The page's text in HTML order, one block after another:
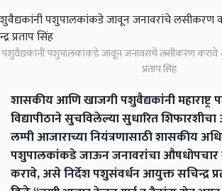
पशुवैद्यकांनी पशुपालकांकडे जावून जनावरांचे लसीकरण करावे
प्रताप सिंह
शासकीय आणि खाजगी पशुवैद्यकांनी महाराष्ट्र
विद्यापीठाने सुचविलेल्या सुधारित
लम्पी आजाराच्या नियंत्रणासाठी शासकीय
पशुपालकांकडे जाऊन जनावरांचा
करावे, असे निर्देश पशुसंवर्धन आयुक्त सचिन्द्र